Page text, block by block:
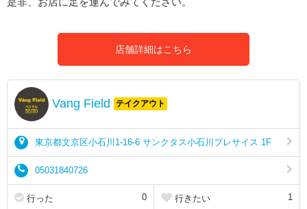
店舗詳細はこちら
Vang Field テイクアウト
東京都文京区小石川1-16-6 サンクタス小石川プレサイス 1F
05031840726
行った 0 行きたい 1